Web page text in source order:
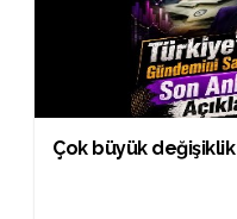
Çok büyük değişiklik